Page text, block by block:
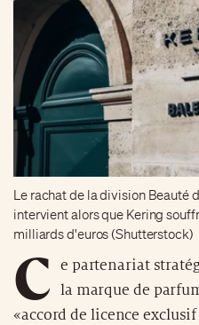
Le rachat de la division Beauté
intervient alors que Kering
milliards d'euros (Shutterstock)
C
e partenariat
la marque de
«accord de licence